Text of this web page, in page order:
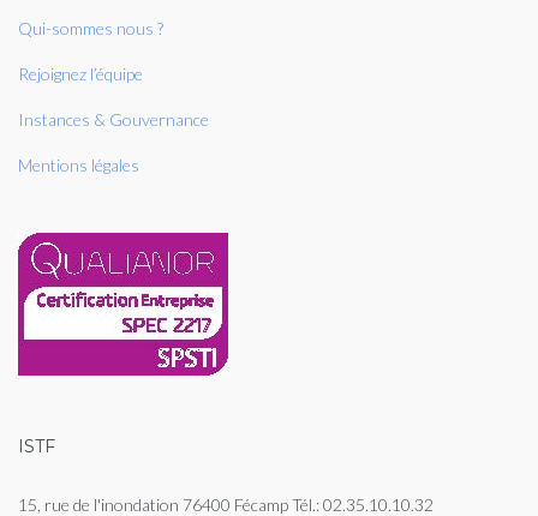
Qui-sommes nous ?
Rejoignez l’équipe
Instances & Gouvernance
Mentions légales
ISTF
15, rue de l'inondation 76400 Fécamp Tél.: 02.35.10.10.32